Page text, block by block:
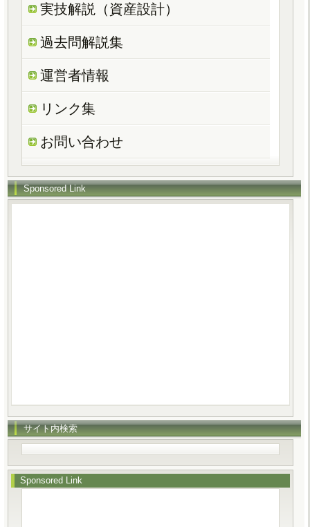
実技解説（資産設計）
過去問解説集
運営者情報
リンク集
お問い合わせ
Sponsored Link
サイト内検索
Sponsored Link